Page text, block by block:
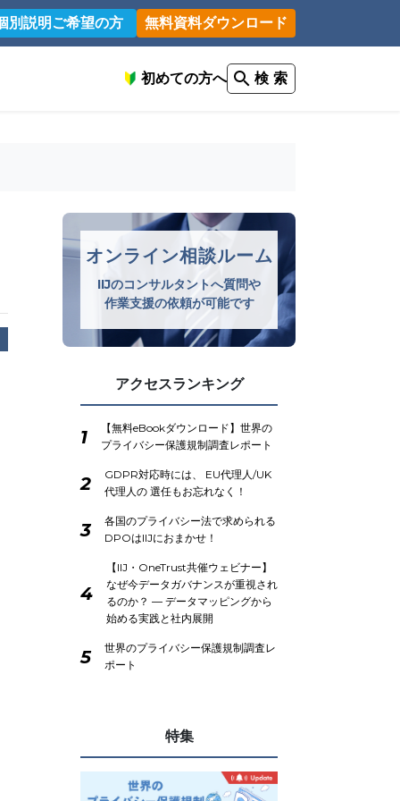
別説明ご希望の方 無料資料ダウンロード
初めての方へ 検 索
オンライン相談ルーム
IIJのコンサルタントへ質問や
作業支援の依頼が可能です
アクセスランキング
1
【無料eBookダウンロード】世界の
プライバシー保護規制調査レポート
2
GDPR対応時には、 EU代理人/UK
代理人の 選任もお忘れなく！
3
各国のプライバシー法で求められる
DPOはIIJにおまかせ！
4
【IIJ・OneTrust共催ウェビナー】
なぜ今データガバナンスが重視され
るのか？ ― データマッピングから
始める実践と社内展開
5
世界のプライバシー保護規制調査レ
ポート
特集